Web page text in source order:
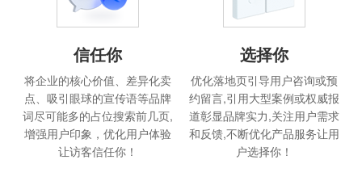
信任你
将企业的核心价值、差异化卖
点、吸引眼球的宣传语等品牌
词尽可能多的占位搜索前几页,
增强用户印象，优化用户体验
让访客信任你！
选择你
优化落地页引导用户咨询或预
约留言,引用大型案例或权威报
道彰显品牌实力,关注用户需求
和反馈,不断优化产品服务让用
户选择你！